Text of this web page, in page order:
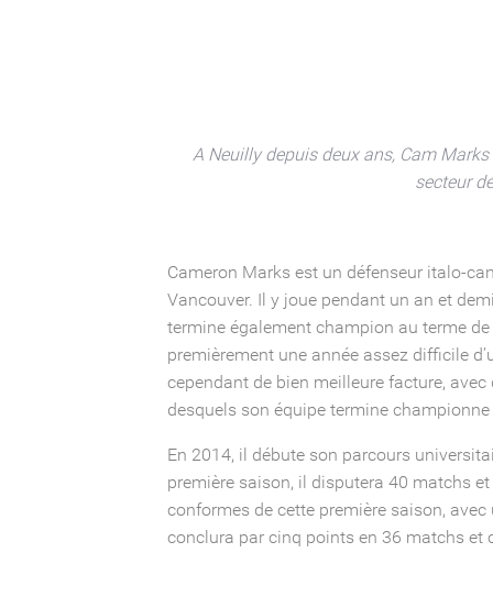
A Neuilly depuis deux ans, Cam
secteur
Cameron Marks est un défenseur italo-
Vancouver. Il y joue pendant un an et
termine également champion au terme
premièrement une année assez difficile
cependant de bien meilleure facture,
desquels son équipe termine championne
En 2014, il débute son parcours
première saison, il disputera 40 matchs
conformes de cette première saison,
conclura par cinq points en 36 matchs et